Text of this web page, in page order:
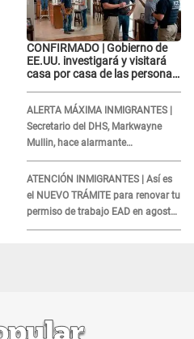
CONFIRMADO | Gobierno de
EE.UU. investigará y visitará
casa por casa de las personas
ALERTA MÁXIMA INMIGRANTES |
Secretario del DHS, Markwayne
Mullin, hace alarmante
declaración: "Ahora vamos por
ellos"
ATENCIÓN INMIGRANTES | Así es
el NUEVO TRÁMITE para renovar tu
permiso de trabajo EAD en agosto
del 2026